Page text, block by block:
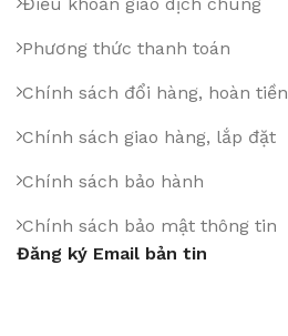
Phương thức thanh toán
Chính sách đổi hàng, hoàn tiền
Chính sách giao hàng, lắp đặt
Chính sách bảo hành
Chính sách bảo mật thông tin
Đăng ký Email bản tin